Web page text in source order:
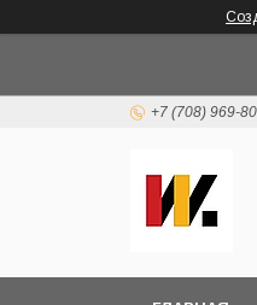
+7 (708) 969-